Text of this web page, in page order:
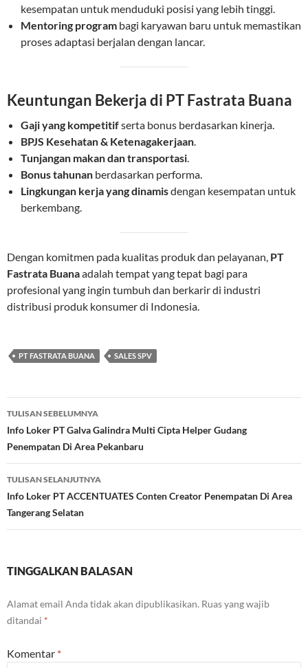
kesempatan untuk menduduki posisi yang lebih tinggi.
Mentoring program bagi karyawan baru untuk memastikan
proses adaptasi berjalan dengan lancar.
Keuntungan Bekerja di PT Fastrata Buana
Gaji yang kompetitifserta bonus berdasarkan kinerja.
BPJS Kesehatan & Ketenagakerjaan.
Tunjangan makan dan transportasi.
Bonus tahunan berdasarkan performa.
Lingkungan kerja yang dinamisdengan kesempatan untuk
berkembang.
Dengan komitmen pada kualitas produk dan pelayanan, PT
Fastrata Buanaadalah tempat yang tepat bagi para
profesional yang ingin tumbuh dan berkarir di industri
distribusi produk konsumer di Indonesia.
PT FASTRATA BUANA SALES SPV
Navigasi
Tulisan
TULISAN SEBELUMNYA
Info Loker PT Galva Galindra Multi Cipta Helper Gudang
Penempatan Di Area Pekanbaru
TULISAN SELANJUTNYA
Info Loker PT ACCENTUATES Conten Creator Penempatan Di Area
Tangerang Selatan
TINGGALKAN BALASAN
Alamat email Anda tidak akan dipublikasikan. Ruas yang wajib
ditandai *
Komentar *